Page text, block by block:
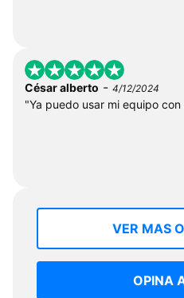
César alberto - 4/12/2024
"Ya puedo usar mi equipo
VER MAS
OPINA